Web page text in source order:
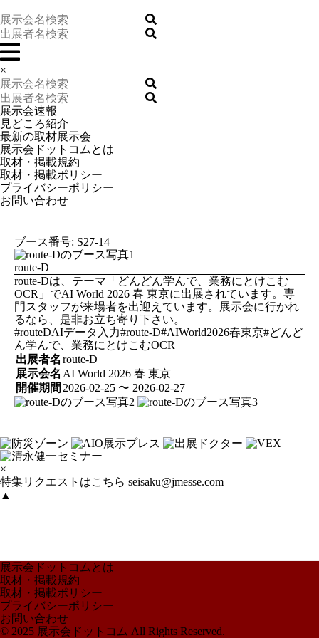
×
展示会速報
見どころ紹介
最新の取材展示会
展示会ドットコムとは
取材・掲載規約
取材・掲載ポリシー
プライバシーポリシー
お問い合わせ
ブース番号: S27-14
route-D
route-Dは、テーマ「どんどん学んで、業務にとけこむ
OCR」でAI World 2026 春 東京に出展されています。専
門スタッフが来場者を出迎えています。展示会に行かれ
るなら、是非お立ち寄り下さい。
#routeDAIデータ入力#route-D#AIWorld2026春東京#どんど
ん学んで、業務にとけこむOCR
出展者名 route-D
展示会名 AI World 2026 春 東京
開催期間 2026-02-25 〜 2026-02-27
×
特集リクエストはこちら seisaku@jmesse.com
展示会ドットコムとは
取材・掲載規約
取材・掲載ポリシー
プライバシーポリシー
お問い合わせ
© 2025 展示会ドットコム All Rights Reserved.
▲